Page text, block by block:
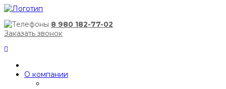
8 980 182-77-02
Заказать звонок
О компании